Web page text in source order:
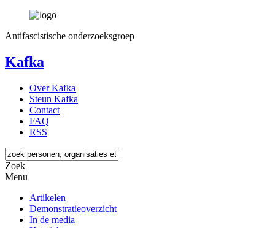
Antifascistische onderzoeksgroep
Kafka
Over Kafka
Steun Kafka
Contact
FAQ
RSS
Zoek
Menu
Artikelen
Demonstratieoverzicht
In de media